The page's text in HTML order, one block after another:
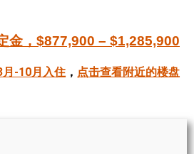
金，$877,900 – $1,285,900
月-10月入住 ， 点击查看附近的楼盘